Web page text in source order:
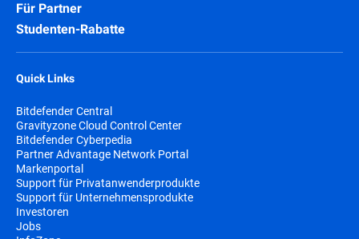
Für Partner
Studenten-Rabatte
Quick Links
Bitdefender Central
Gravityzone Cloud Control Center
Bitdefender Cyberpedia
Partner Advantage Network Portal
Markenportal
Support für Privatanwenderprodukte
Support für Unternehmensprodukte
Investoren
Jobs